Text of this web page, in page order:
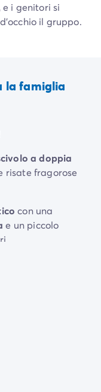
, e i genitori si
il gruppo.
la famiglia
a doppia
risate fragorose
con una
e un piccolo